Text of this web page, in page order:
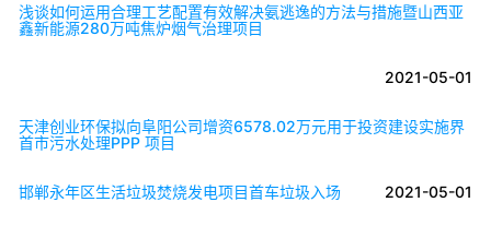
浅谈如何运用合理工艺配置有效解决氨逃逸的方法与措施暨山西亚
鑫新能源280万吨焦炉烟气治理项目
2021-05-01
天津创业环保拟向阜阳公司增资6578.02万元用于投资建设实施界
首市污水处理PPP 项目
2021-05-01
邯郸永年区生活垃圾焚烧发电项目首车垃圾入场